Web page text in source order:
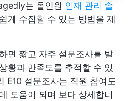
는 올인원 인재 관리 솔
게 수집할 수 있는 방법을 제
면 짧고 자주 설문조사를 발
황과 만족도를 추적할 수 있
E10 설문조사는 직원 참여도
도움이 되며 보다 상세합니